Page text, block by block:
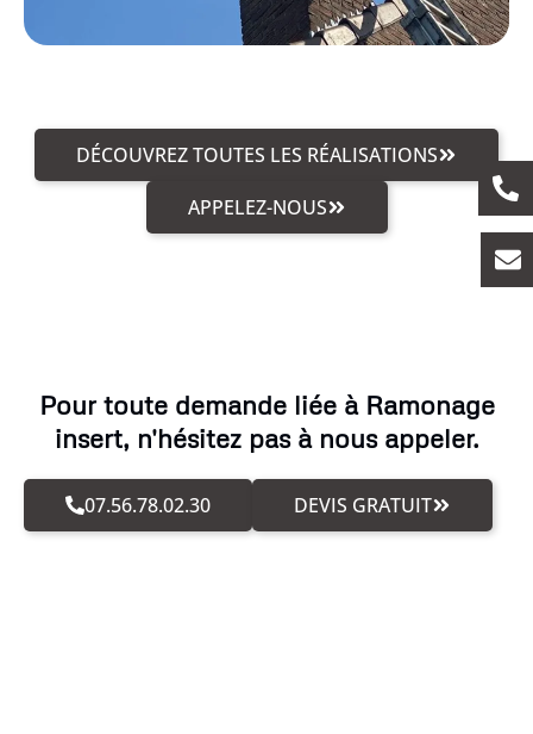
DÉCOUVREZ TOUTES LES RÉALISATIONS
APPELEZ-NOUS
Pour toute demande liée à Ramonage
insert, n'hésitez pas à nous appeler.
07.56.78.02.30 DEVIS GRATUIT